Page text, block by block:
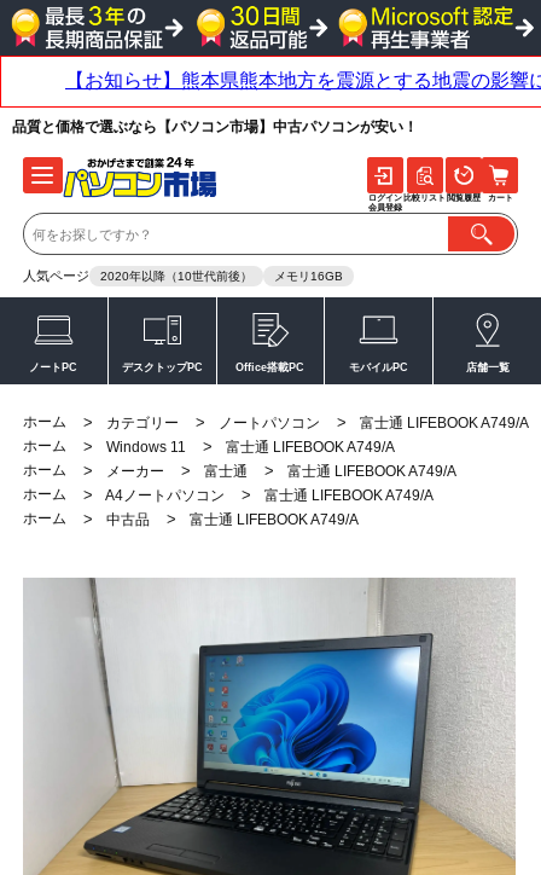
品質と価格で選ぶなら【パソコン市場】中古パソコンが安い！
人気ページ 2020年以降（10世代前後） メモリ16GB
ログイン
会員登録
比較リスト 閲覧履歴 カート
ノートPC デスクトップPC Office搭載PC モバイルPC 店舗一覧
ホーム > カテゴリー > ノートパソコン >
富士通 LIFEBOOK A749/A
ホーム
> Windows 11 >
富士通 LIFEBOOK A749/A
ホーム
> メーカー > 富士通 >
富士通 LIFEBOOK A749/A
ホーム
> A4ノートパソコン >
富士通 LIFEBOOK A749/A
ホーム
> 中古品 > 富士通 LIFEBOOK A749/A